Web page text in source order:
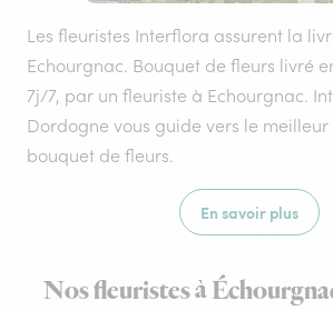
Les fleuristes Interflora assurent la
Echourgnac. Bouquet de fleurs livré
7j/7, par un fleuriste à Echourgnac.
Dordogne vous guide vers le meilleur
bouquet de fleurs.
En savoir plus
Nos fleuristes à